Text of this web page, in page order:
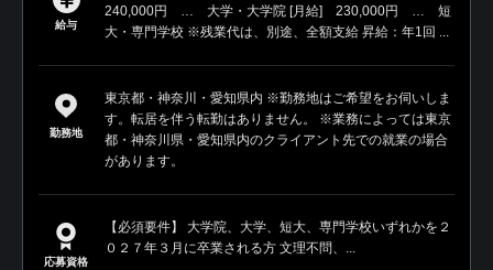
給与
240,000円 … 大学・大学院 [月給] 230,000円 … 短
大・専門学校 ※残業代は、別途、全額支給 昇給：年1回 ...
勤務地
東京都・神奈川・愛知県内 ※勤務地はご希望をお伺いしま
す。転居を伴う転勤はありません。 ※業務によっては東京
都・神奈川県・愛知県内のクライアント先での就業の場合
があります。
応募資格
【必須要件】 大学院、大学、短大、専門学校いずれかを２
０２７年３月に卒業される方 文理不問、...